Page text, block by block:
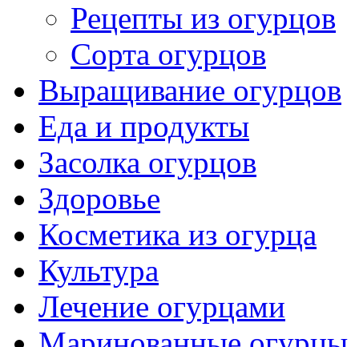
Рецепты из огурцов
Сорта огурцов
Выращивание огурцов
Еда и продукты
Засолка огурцов
Здоровье
Косметика из огурца
Культура
Лечение огурцами